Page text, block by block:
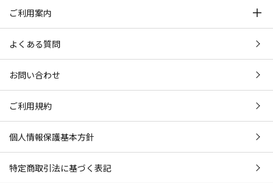
ご利用案内
よくある質問
お問い合わせ
ご利用規約
個人情報保護基本方針
特定商取引法に基づく表記